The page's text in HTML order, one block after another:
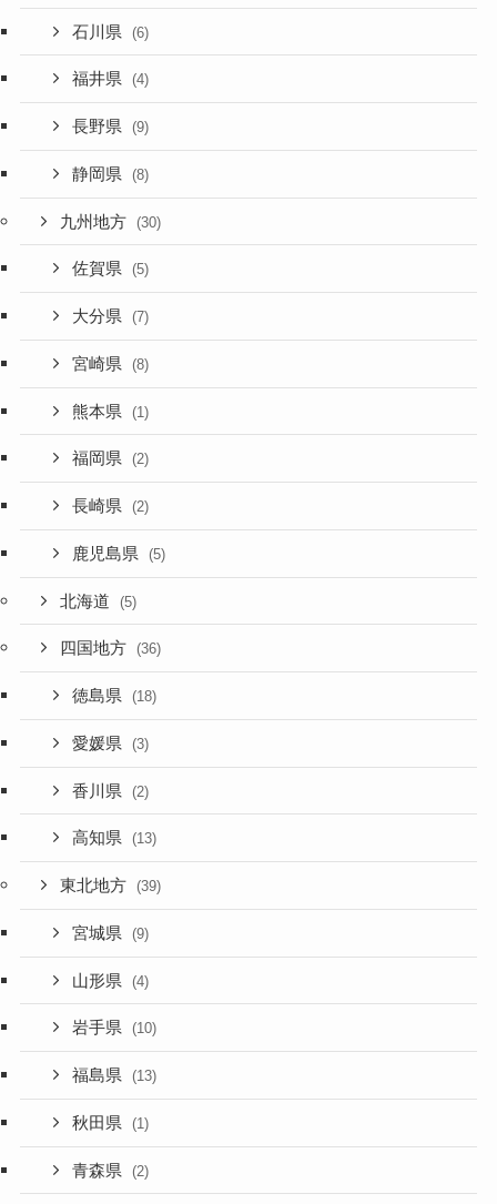
石川県 (6)
福井県 (4)
長野県 (9)
静岡県 (8)
九州地方 (30)
佐賀県 (5)
大分県 (7)
宮崎県 (8)
熊本県 (1)
福岡県 (2)
長崎県 (2)
鹿児島県 (5)
北海道 (5)
四国地方 (36)
徳島県 (18)
愛媛県 (3)
香川県 (2)
高知県 (13)
東北地方 (39)
宮城県 (9)
山形県 (4)
岩手県 (10)
福島県 (13)
秋田県 (1)
青森県 (2)